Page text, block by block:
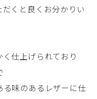
くと良くお分かりい
仕上げられており
味のあるレザーに仕